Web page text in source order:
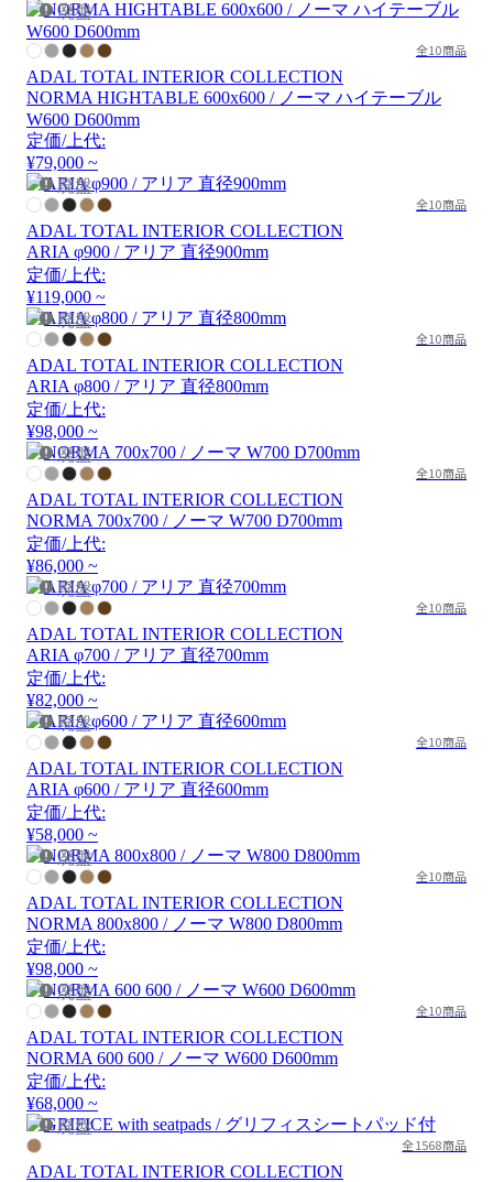
廃盤
全10商品
ADAL TOTAL INTERIOR COLLECTION
NORMA HIGHTABLE 600x600 / ノーマ ハイテーブル
W600 D600mm
定価/上代:
¥79,000 ~
廃盤
全10商品
ADAL TOTAL INTERIOR COLLECTION
ARIA φ900 / アリア 直径900mm
定価/上代:
¥119,000 ~
廃盤
全10商品
ADAL TOTAL INTERIOR COLLECTION
ARIA φ800 / アリア 直径800mm
定価/上代:
¥98,000 ~
廃盤
全10商品
ADAL TOTAL INTERIOR COLLECTION
NORMA 700x700 / ノーマ W700 D700mm
定価/上代:
¥86,000 ~
廃盤
全10商品
ADAL TOTAL INTERIOR COLLECTION
ARIA φ700 / アリア 直径700mm
定価/上代:
¥82,000 ~
廃盤
全10商品
ADAL TOTAL INTERIOR COLLECTION
ARIA φ600 / アリア 直径600mm
定価/上代:
¥58,000 ~
廃盤
全10商品
ADAL TOTAL INTERIOR COLLECTION
NORMA 800x800 / ノーマ W800 D800mm
定価/上代:
¥98,000 ~
廃盤
全10商品
ADAL TOTAL INTERIOR COLLECTION
NORMA 600 600 / ノーマ W600 D600mm
定価/上代:
¥68,000 ~
廃盤
全1568商品
ADAL TOTAL INTERIOR COLLECTION